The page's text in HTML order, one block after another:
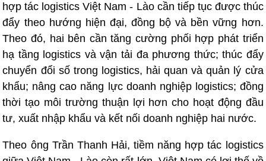
hợp tác logistics Việt Nam - Lào cần tiếp tục được thúc
đẩy theo hướng hiện đại, đồng bộ và bền vững hơn.
Theo đó, hai bên cần tăng cường phối hợp phát triển
hạ tầng logistics và vận tải đa phương thức; thúc đẩy
chuyển đổi số trong logistics, hải quan và quản lý cửa
khẩu; nâng cao năng lực doanh nghiệp logistics; đồng
thời tạo môi trường thuận lợi hơn cho hoạt động đầu
tư, xuất nhập khẩu và kết nối doanh nghiệp hai nước.
Theo ông Trần Thanh Hải, tiềm năng hợp tác logistics